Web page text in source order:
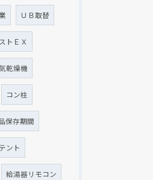
ＵＢ取替
トＥＸ
乾燥機
コン柱
保存期間
ント
給湯器リモコン